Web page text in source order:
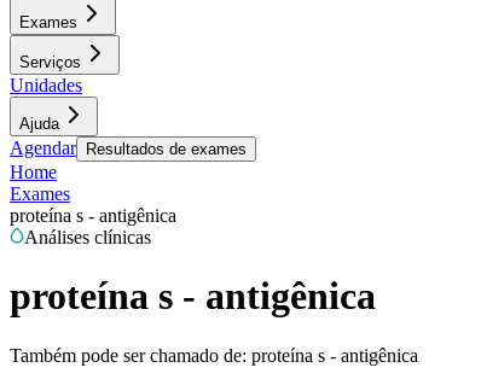
Exames
Serviços
Unidades
Ajuda
Agendar Resultados de exames
Home
Exames
proteína s - antigênica
Análises clínicas
proteína s - antigênica
Também pode ser chamado de: proteína s - antigênica